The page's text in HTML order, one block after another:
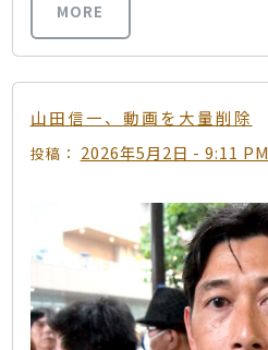
MORE
山田信一、動画を大量削除
投稿： 2026年5月2日 - 9:11 PM